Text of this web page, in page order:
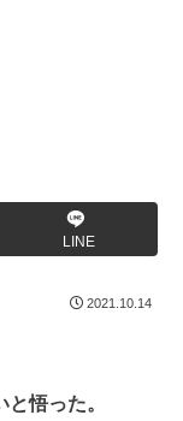
LINE
2021.10.14
悟った。